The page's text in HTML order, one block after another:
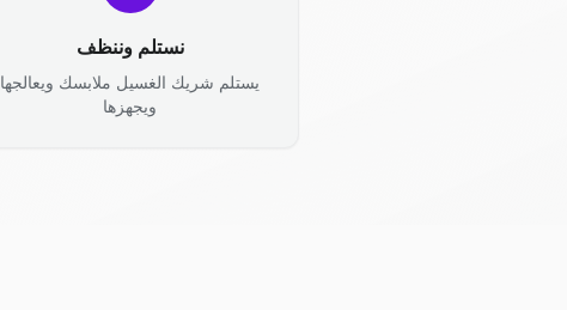
نستلم وننظف
يستلم شريك الغسيل ملابسك ويعالجها
ويجهزها